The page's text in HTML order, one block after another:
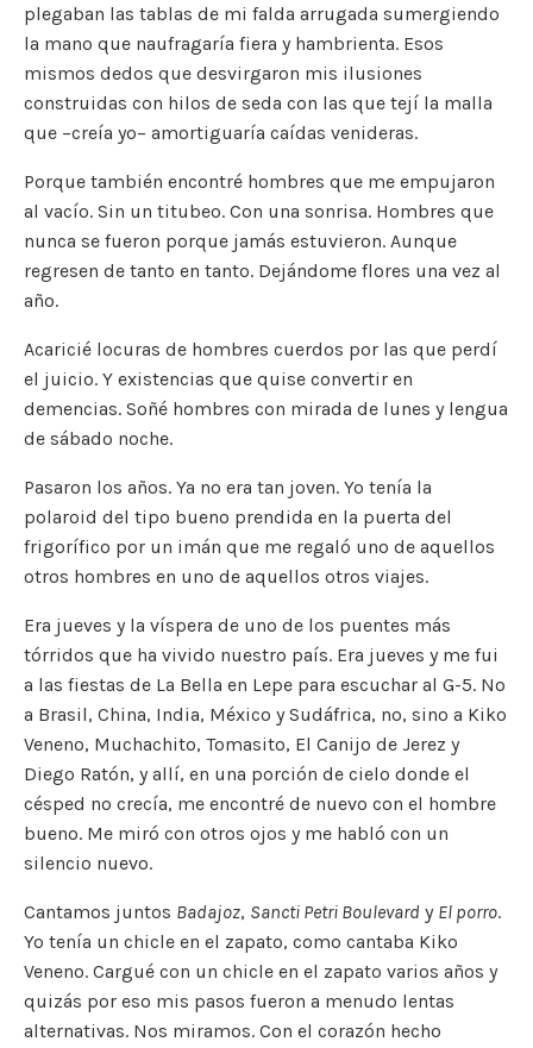
plegaban las tablas de mi falda arrugada sumergiendo
la mano que naufragaría fiera y hambrienta. Esos
mismos dedos que desvirgaron mis ilusiones
construidas con hilos de seda con las que tejí la malla
que –creía yo– amortiguaría caídas venideras.
Porque también encontré hombres que me empujaron
al vacío. Sin un titubeo. Con una sonrisa. Hombres que
nunca se fueron porque jamás estuvieron. Aunque
regresen de tanto en tanto. Dejándome flores una vez al
año.
Acaricié locuras de hombres cuerdos por las que perdí
el juicio. Y existencias que quise convertir en
demencias. Soñé hombres con mirada de lunes y lengua
de sábado noche.
Pasaron los años. Ya no era tan joven. Yo tenía la
polaroid del tipo bueno prendida en la puerta del
frigorífico por un imán que me regaló uno de aquellos
otros hombres en uno de aquellos otros viajes.
Era jueves y la víspera de uno de los puentes más
tórridos que ha vivido nuestro país. Era jueves y me fui
a las fiestas de La Bella en Lepe para escuchar al G-5. No
a Brasil, China, India, México y Sudáfrica, no, sino a Kiko
Veneno, Muchachito, Tomasito, El Canijo de Jerez y
Diego Ratón, y allí, en una porción de cielo donde el
césped no crecía, me encontré de nuevo con el hombre
bueno. Me miró con otros ojos y me habló con un
silencio nuevo.
Cantamos juntos Badajoz, Sancti Petri Boulevard y El porro.
Yo tenía un chicle en el zapato, como cantaba Kiko
Veneno. Cargué con un chicle en el zapato varios años y
quizás por eso mis pasos fueron a menudo lentas
alternativas. Nos miramos. Con el corazón hecho